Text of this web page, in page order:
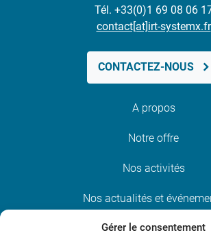
Gérer le consentement
Tél. +33(0)1 69 08 06
contact[at]irt-systemx.fr
CONTACTEZ-NOUS
A propos
Notre offre
Nos activités
Nos actualités et
Nous rejoindre